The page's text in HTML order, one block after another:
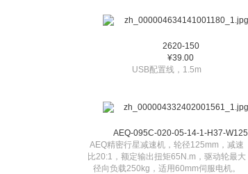
2620-150
¥39.00
USB配置线，1.5m
AEQ-095C-020-05-14-1-H37-W125
AEQ精密行星减速机，轮径125mm，减速
比20:1，额定输出扭矩65N.m，驱动轮最大
径向负载250kg，适用60mm伺服电机。